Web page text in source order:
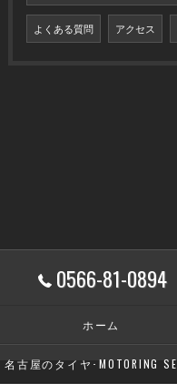
よくある質問 アクセス
0566-81-0894
ホーム